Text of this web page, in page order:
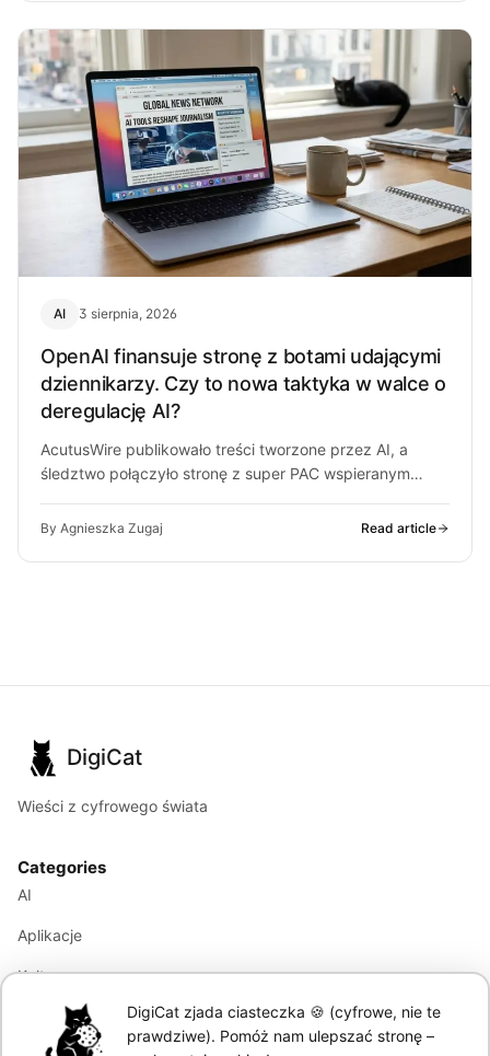
AI 3 sierpnia, 2026
OpenAI finansuje stronę z botami udającymi
dziennikarzy. Czy to nowa taktyka w walce o
deregulację AI?
AcutusWire publikowało treści tworzone przez AI, a
śledztwo połączyło stronę z super PAC wspieranym
By Agnieszka Zugaj Read article
DigiCat
Wieści z cyfrowego świata
Categories
AI
Aplikacje
Kultura
Marketing
DigiCat zjada ciasteczka 🍪 (cyfrowe, nie te
prawdziwe). Pomóż nam ulepszać stronę –